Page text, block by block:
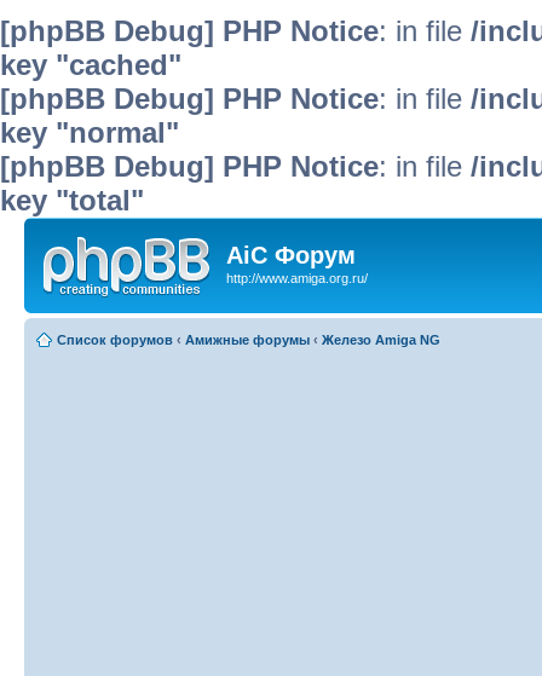
[phpBB Debug] PHP Notice: in file /
key "cached"
[phpBB Debug] PHP Notice: in file /
key "normal"
[phpBB Debug] PHP Notice: in file /
key "total"
AiC Форум
http://www.amiga.org.ru/
Список форумов ‹ Амижные форумы ‹ Железо Amiga NG